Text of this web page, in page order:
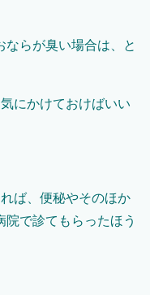
らが臭い場合は、と
にかけておけばいい
ば、便秘やそのほか
で診てもらったほう